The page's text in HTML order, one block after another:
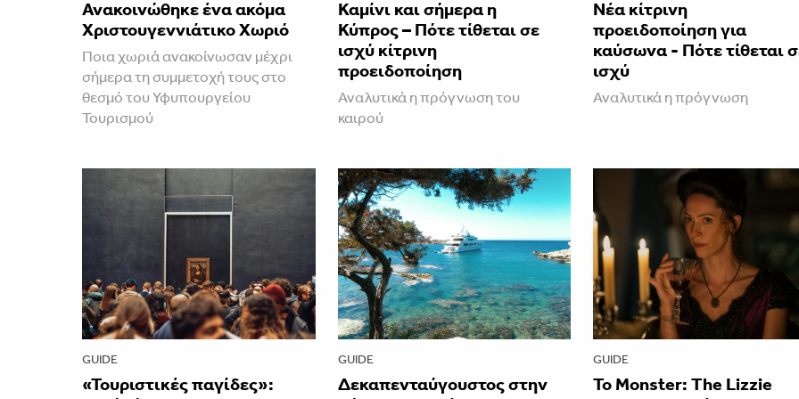
Ανακοινώθηκε ένα ακόμα
Χριστουγεννιάτικο Χωριό
Ποια χωριά ανακοίνωσαν μέχρι
σήμερα τη συμμετοχή τους στο
θεσμό του Υφυπουργείου
Τουρισμού
Καμίνι και σήμερα η
Κύπρος – Πότε τίθεται σε
ισχύ κίτρινη
προειδοποίηση
Αναλυτικά η πρόγνωση του
καιρού
Νέα κίτρινη
προειδοποίηση για
καύσωνα - Πότε τίθεται
ισχύ
Αναλυτικά η πρόγνωση
GUIDE
«Τουριστικές παγίδες»:
GUIDE
Δεκαπενταύγουστος στην
GUIDE
Το Monster: The Lizzie